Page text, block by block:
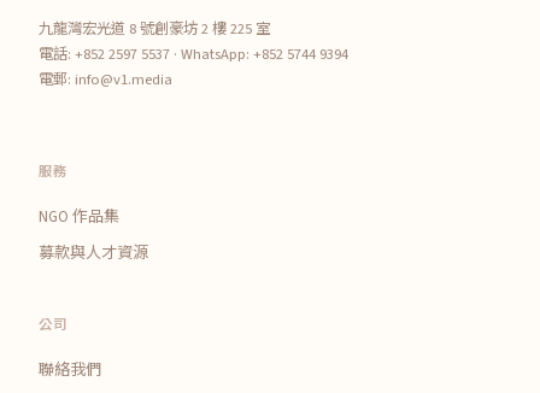
九龍灣宏光道 8 號創豪坊 2 樓 225 室
電話: +852 2597 5537 · WhatsApp: +852 5744 9394
電郵: info@v1.media
服務
NGO 作品集
募款與人才資源
公司
聯絡我們